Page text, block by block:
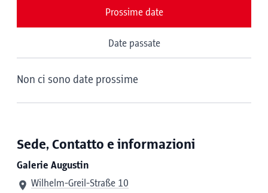
Prossime date
Date passate
Non ci sono date prossime
Sede, Contatto e informazioni
Galerie Augustin
Wilhelm-Greil-Straße 10